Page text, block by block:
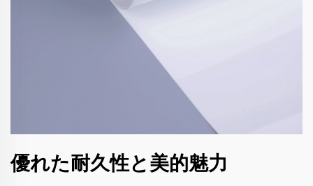
優れた耐久性と美的魅力